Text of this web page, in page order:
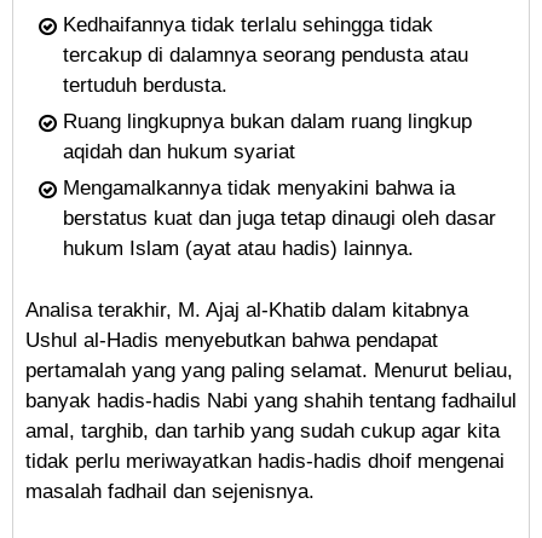
Kedhaifannya tidak terlalu sehingga tidak
tercakup di dalamnya seorang pendusta atau
tertuduh berdusta.
Ruang lingkupnya bukan dalam ruang lingkup
aqidah dan hukum syariat
Mengamalkannya tidak menyakini bahwa ia
berstatus kuat dan juga tetap dinaugi oleh dasar
hukum Islam (ayat atau hadis) lainnya.
Analisa terakhir, M. Ajaj al-Khatib dalam kitabnya
Ushul al-Hadis menyebutkan bahwa pendapat
pertamalah yang yang paling selamat. Menurut beliau,
banyak hadis-hadis Nabi yang shahih tentang fadhailul
amal, targhib, dan tarhib yang sudah cukup agar kita
tidak perlu meriwayatkan hadis-hadis dhoif mengenai
masalah fadhail dan sejenisnya.